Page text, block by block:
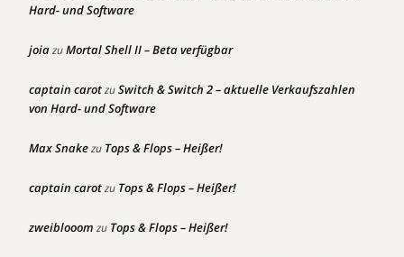
Hard- und Software
joiazuMortal Shell II – Beta verfügbar
captain carotzuSwitch & Switch 2 – aktuelle Verkaufszahlen
von Hard- und Software
Max Snakezu Tops & Flops – Heißer!
captain carotzu Tops & Flops – Heißer!
zweiblooom zu Tops & Flops – Heißer!